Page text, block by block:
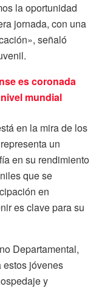
la oportunidad
jornada, con una
señaló
es coronada
mundial
en la mira de los
un
en su rendimiento
que se
en
es clave para su
Departamental,
estos jóvenes
y